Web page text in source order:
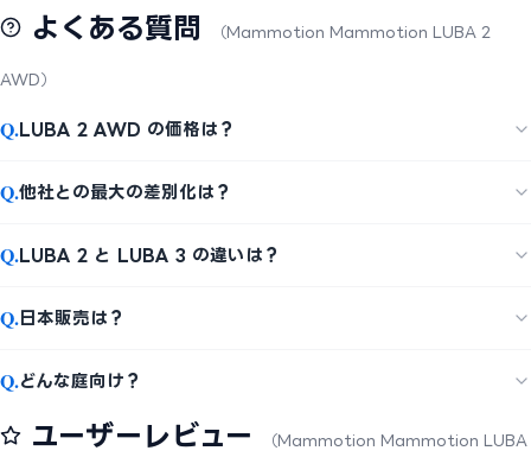
よくある質問 （Mammotion Mammotion LUBA 2
AWD）
Q.LUBA 2 AWD の価格は？
Q.他社との最大の差別化は？
Q.LUBA 2 と LUBA 3 の違いは？
Q.日本販売は？
Q.どんな庭向け？
ユーザーレビュー （Mammotion Mammotion LUBA